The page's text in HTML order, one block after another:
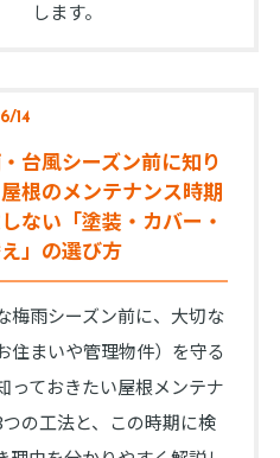
します。
14
・台風シーズン前に知り
根のメンテナンス時期
ない「塗装・カバー・
」の選び方
梅雨シーズン前に、大切な
住まいや管理物件）を守る
っておきたい屋根メンテナ
つの工法と、この時期に検